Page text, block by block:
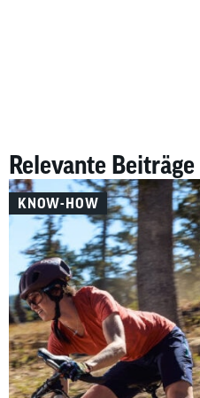
Relevante Beiträge
KNOW-HOW